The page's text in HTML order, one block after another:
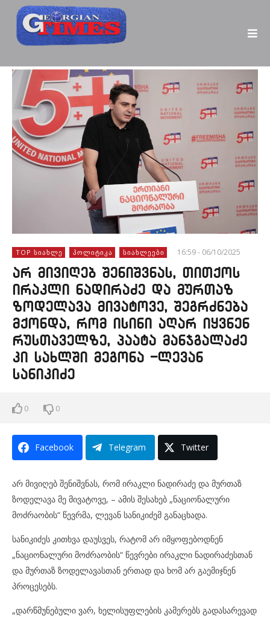
TOP ᲡᲘᲐᲮᲚᲔ ᲞᲝᲚᲘᲢᲘᲙᲐ ᲡᲘᲐᲮᲚᲔᲔᲑᲘ 16:59 - 06/10/2025
არ მივიღებ შენიშვნას, თითქოს
ირაკლი ნადირაძე და მურთაზ
ზოდელავა მივატოვე, შეგრძნება
მქონდა, რომ ისინი აღარ იყვნენ
რუსთაველზე, პაატა მანჯგალაძე
კი სახლში მეგონა -ლევან
სანიკიძე
0 0
Facebook Telegram Twitter
არ მივიღებ შენიშვნას, რომ ირაკლი ნადირაძე და მურთაზ
ზოდელავა მე მივატოვე, – ამის შესახებ „ნაციონალური
მოძრაობის“ წევრმა, ლევან სანიკიძემ განაცხადა.
სანიკიძეს კითხვა დაუსვეს, რატომ არ იმყოფებოდნენ
„ნაციონალური მოძრაობის“ წევრები ირაკლი ნადირაძესთან
და მურთაზ ზოდელავასთან ერთად და ხომ არ გაემიჯნენ
პროცესებს.
„დარწმუნებული ვარ, ხელისუფლების კამერებს გადასარევად